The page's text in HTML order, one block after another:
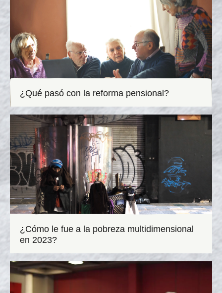
¿Qué pasó con la reforma pensional?
¿Cómo le fue a la pobreza multidimensional
en 2023?